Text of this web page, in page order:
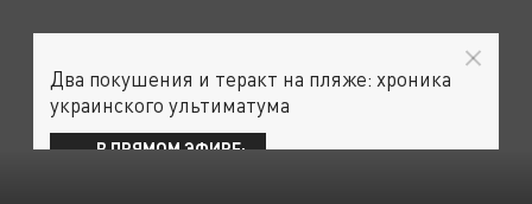
Два покушения и теракт на пляже: хроника
украинского ультиматума
В ПРЯМОМ ЭФИРЕ: